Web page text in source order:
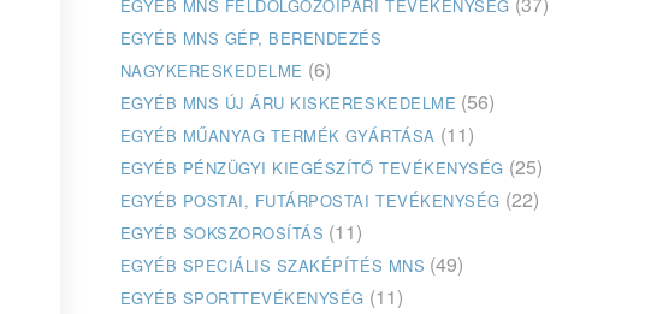
EGYÉB MNS FELDOLGOZÓIPARI TEVÉKENYSÉG
EGYÉB MNS GÉP, BERENDEZÉS
NAGYKERESKEDELME (6)
EGYÉB MNS ÚJ ÁRU KISKERESKEDELME (56)
EGYÉB MŰANYAG TERMÉK GYÁRTÁSA (11)
EGYÉB PÉNZÜGYI KIEGÉSZÍTŐ TEVÉKENYSÉG (25)
EGYÉB POSTAI, FUTÁRPOSTAI TEVÉKENYSÉG (22)
EGYÉB SOKSZOROSÍTÁS (11)
EGYÉB SPECIÁLIS SZAKÉPÍTÉS MNS (49)
EGYÉB SPORTTEVÉKENYSÉG (11)